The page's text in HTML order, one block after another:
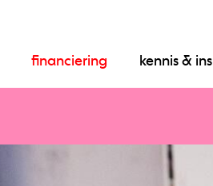
financiering kennis &